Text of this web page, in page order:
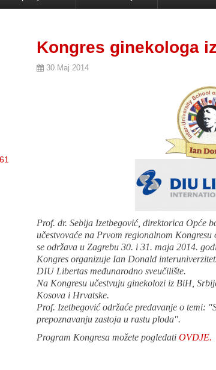
Kongres ginekologa
30 Maj 2014
Prof. dr. Sebija Izetbegović, direktorica Opće
učestvovaće na Prvom regionalnom
se održava u Zagrebu 30. i 31. maja 2014.
Kongres organizuje Ian Donald
DIU Libertas međunarodno sveučilište.
Na Kongresu učestvuju ginekolozi iz BiH,
Kosova i Hrvatske.
Prof. Izetbegović održaće predavanje o temi:
prepoznavanju zastoja u rastu ploda".
Program Kongresa možete pogledati OVDJE.